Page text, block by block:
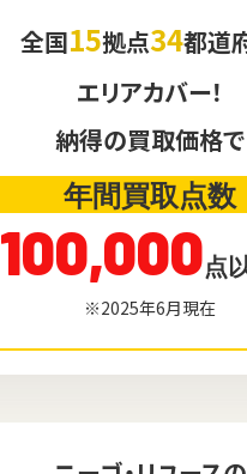
全国15拠点34都道
エリアカバー！
納得の買取価格で
年間買取点数
100,000点
※2025年6月現在